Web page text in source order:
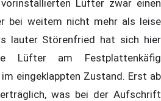
Lüfter zwar einen
bei weitem nicht mehr als leise
lauter Störenfried hat sich hier
Lüfter am Festplattenkäfig
eingeklappten Zustand. Erst ab
was bei der Aufschrift